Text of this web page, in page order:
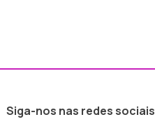
Siga-nos nas redes sociais